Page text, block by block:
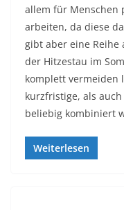
allem für Menschen
arbeiten, da diese
gibt aber eine Reihe
der Hitzestau im
komplett vermeiden
kurzfristige, als
beliebig kombiniert
Weiterlesen